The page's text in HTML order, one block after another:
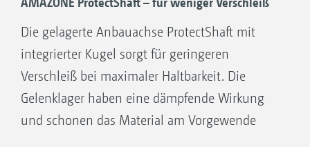
Die gelagerte Anbauachse ProtectShaft mit
integrierter Kugel sorgt für geringeren
Verschleiß bei maximaler Haltbarkeit. Die
Gelenklager haben eine dämpfende Wirkung
und schonen das Material am Vorgewende